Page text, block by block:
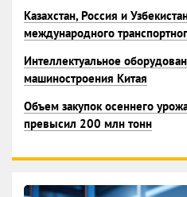
Казахстан, Россия и
международного
Интеллектуальное
машиностроения Китая
Объем закупок осеннего
превысил 200 млн тонн